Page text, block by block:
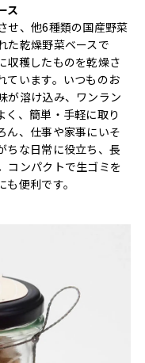
ス
せ、他6種類の国産野菜
た乾燥野菜ベースで
収穫したものを乾燥さ
ています。いつものお
が溶け込み、ワンラン
く、簡単・手軽に取り
ん、仕事や家事にいそ
ちな日常に役立ち、長
コンパクトで生ゴミを
便利です。